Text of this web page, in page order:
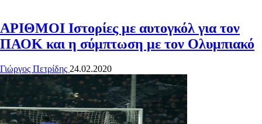
ΑΡΙΘΜΟΙ Ιστορίες με αυτογκόλ για τον
ΠΑΟΚ και η σύμπτωση με τον Ολυμπιακό
Γιώργος Πετρίδης 24.02.2020